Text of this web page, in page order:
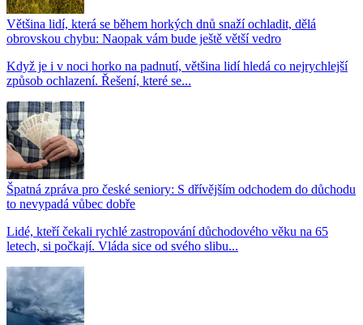
Většina lidí, která se během horkých dnů snaží ochladit, dělá
obrovskou chybu: Naopak vám bude ještě větší vedro
Když je i v noci horko na padnutí, většina lidí hledá co nejrychlejší
způsob ochlazení. Řešení, které se...
Špatná zpráva pro české seniory: S dřívějším odchodem do důchodu
to nevypadá vůbec dobře
Lidé, kteří čekali rychlé zastropování důchodového věku na 65
letech, si počkají. Vláda sice od svého slibu...